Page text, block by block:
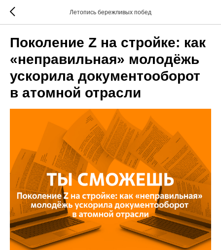
Летопись бережливых побед
Поколение Z на стройке: как
«неправильная» молодёжь
ускорила документооборот
в атомной отрасли